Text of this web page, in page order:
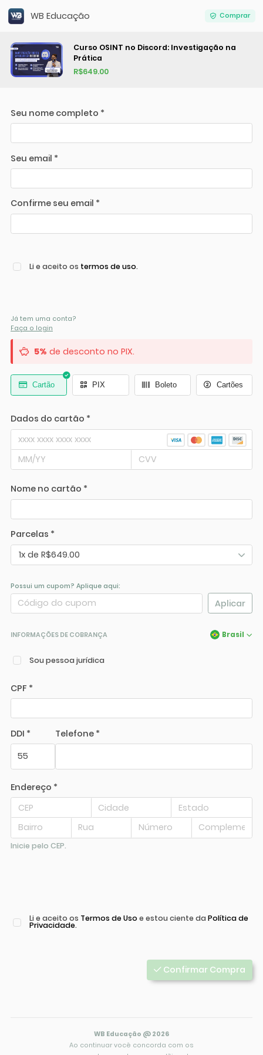
Seu nome completo *
Seu email *
Confirme seu email *
Li e aceito os termos de uso.
Já tem uma conta?
Faça o login
5% de desconto no PIX.
Cartão PIX Boleto Cartões
Dados do cartão *
Nome no cartão *
Parcelas *
1x de R$649.00
Possui um cupom? Aplique aqui:
Aplicar
INFORMAÇÕES DE COBRANÇA Brasil
Sou pessoa jurídica
CPF *
DDI * Telefone *
Endereço *
Inicie pelo CEP.
Li e aceito os Termos de Usoe estou ciente daPolítica de
Privacidade.
Confirmar Compra
WB Educação @ 2026
Ao continuar você concorda com os
Curso OSINT no Discord: Investigação na
Prática
R$649.00
WB Educação Comprar